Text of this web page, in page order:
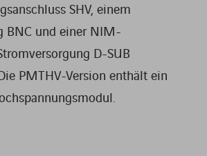
SHV, einem
BNC und einer NIM-
D-SUB
PMTHV-Version enthält ein